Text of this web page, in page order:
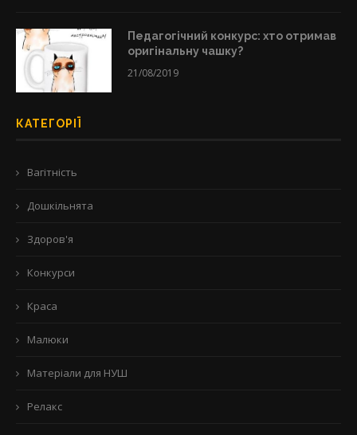
Педагогічний конкурс: хто отримав
оригінальну чашку?
21/08/2019
КАТЕГОРІЇ
Вагітність
Дошкільнята
Здоров'я
Конкурси
Краса
Малюки
Матеріали для НУШ
Релакс